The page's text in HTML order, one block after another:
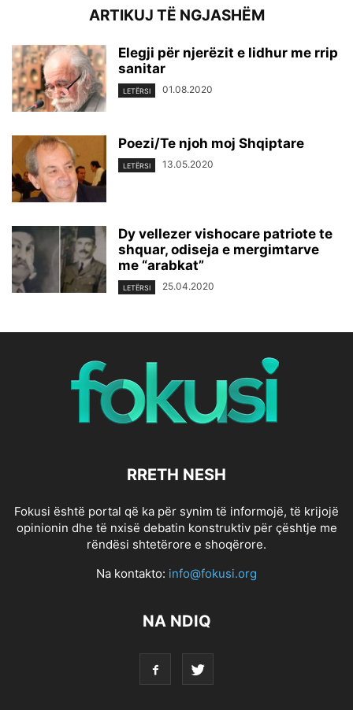
ARTIKUJ TË NGJASHËM
Elegji për njerëzit e lidhur me rrip
sanitar
LETËRSI 01.08.2020
Poezi/Te njoh moj Shqiptare
LETËRSI 13.05.2020
Dy vellezer vishocare patriote te
shquar, odiseja e mergimtarve
me “arabkat”
LETËRSI 25.04.2020
RRETH NESH
Fokusi është portal që ka për synim të informojë, të krijojë
opinionin dhe të nxisë debatin konstruktiv për çështje me
rëndësi shtetërore e shoqërore.
Na kontakto: info@fokusi.org
NA NDIQ